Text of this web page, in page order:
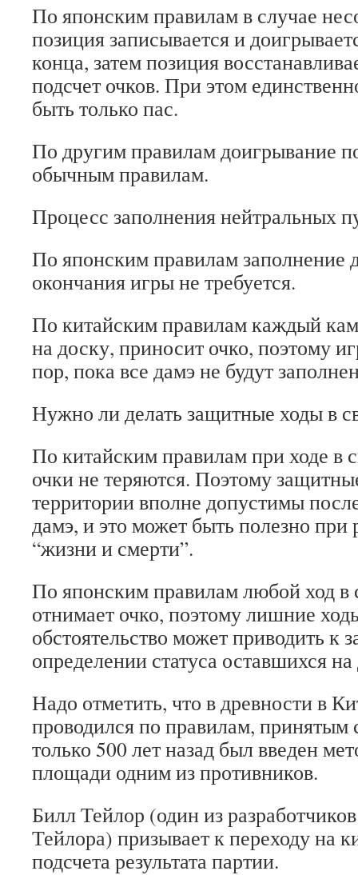
По японским правилам в случае
позиция записывается и
конца, затем позиция
подсчет очков. При этом
быть только пас.
По другим правилам доигрывание
обычным правилам.
Процесс заполнения нейтральных
По японским правилам заполнение
окончания игры не требуется.
По китайским правилам каждый
на доску, приносит очко, поэтому
пор, пока все дамэ не будут
Нужно ли делать защитные ходы в
По китайским правилам при ходе в
очки не теряются. Поэтому
территории вполне допустимы
дамэ, и это может быть полезно
“жизни и смерти”.
По японским правилам любой ход в
отнимает очко, поэтому лишние
обстоятельство может приводить к
определении статуса оставшихся
Надо отметить, что в древности в
проводился по правилам, принятым
только 500 лет назад был введен
площади одним из противников.
Билл Тейлор (один из
Тейлора) призывает к переходу на
подсчета результата партии.